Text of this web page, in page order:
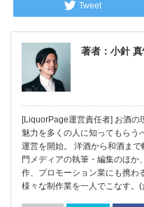
Tweet
著者：小針
[LiquorPage運営責任者] お酒
魅力を多くの人に知ってもら
運営を開始。 洋酒から和酒ま
門メディアの執筆・編集のほか
作、プロモーション業にも携わ
様々な制作業を一人でこなす。